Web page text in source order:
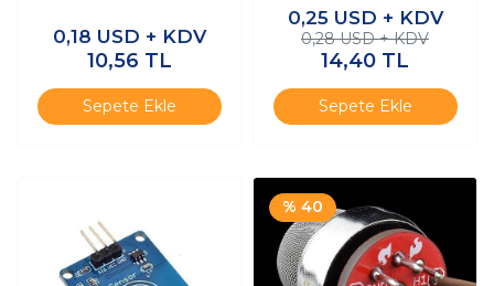
0,18 USD + KDV
10,56 TL
Sepete Ekle
0,25 USD + KDV
0,28 USD + KDV
14,40 TL
Sepete Ekle
% 40